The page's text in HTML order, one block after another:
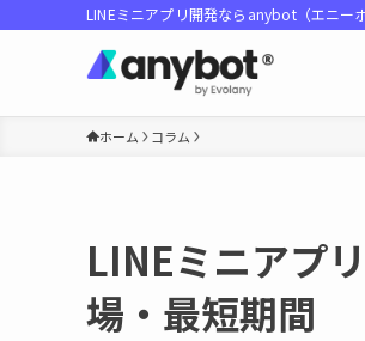
LINEミニアプリ開発ならanybot（エニーボ
ホーム コラム
LINEミニアプ
場・最短期間